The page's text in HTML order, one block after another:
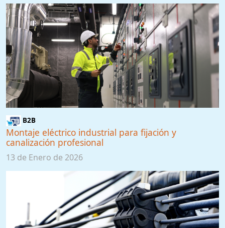
B2B
Montaje eléctrico industrial para fijación y
canalización profesional
13 de Enero de 2026